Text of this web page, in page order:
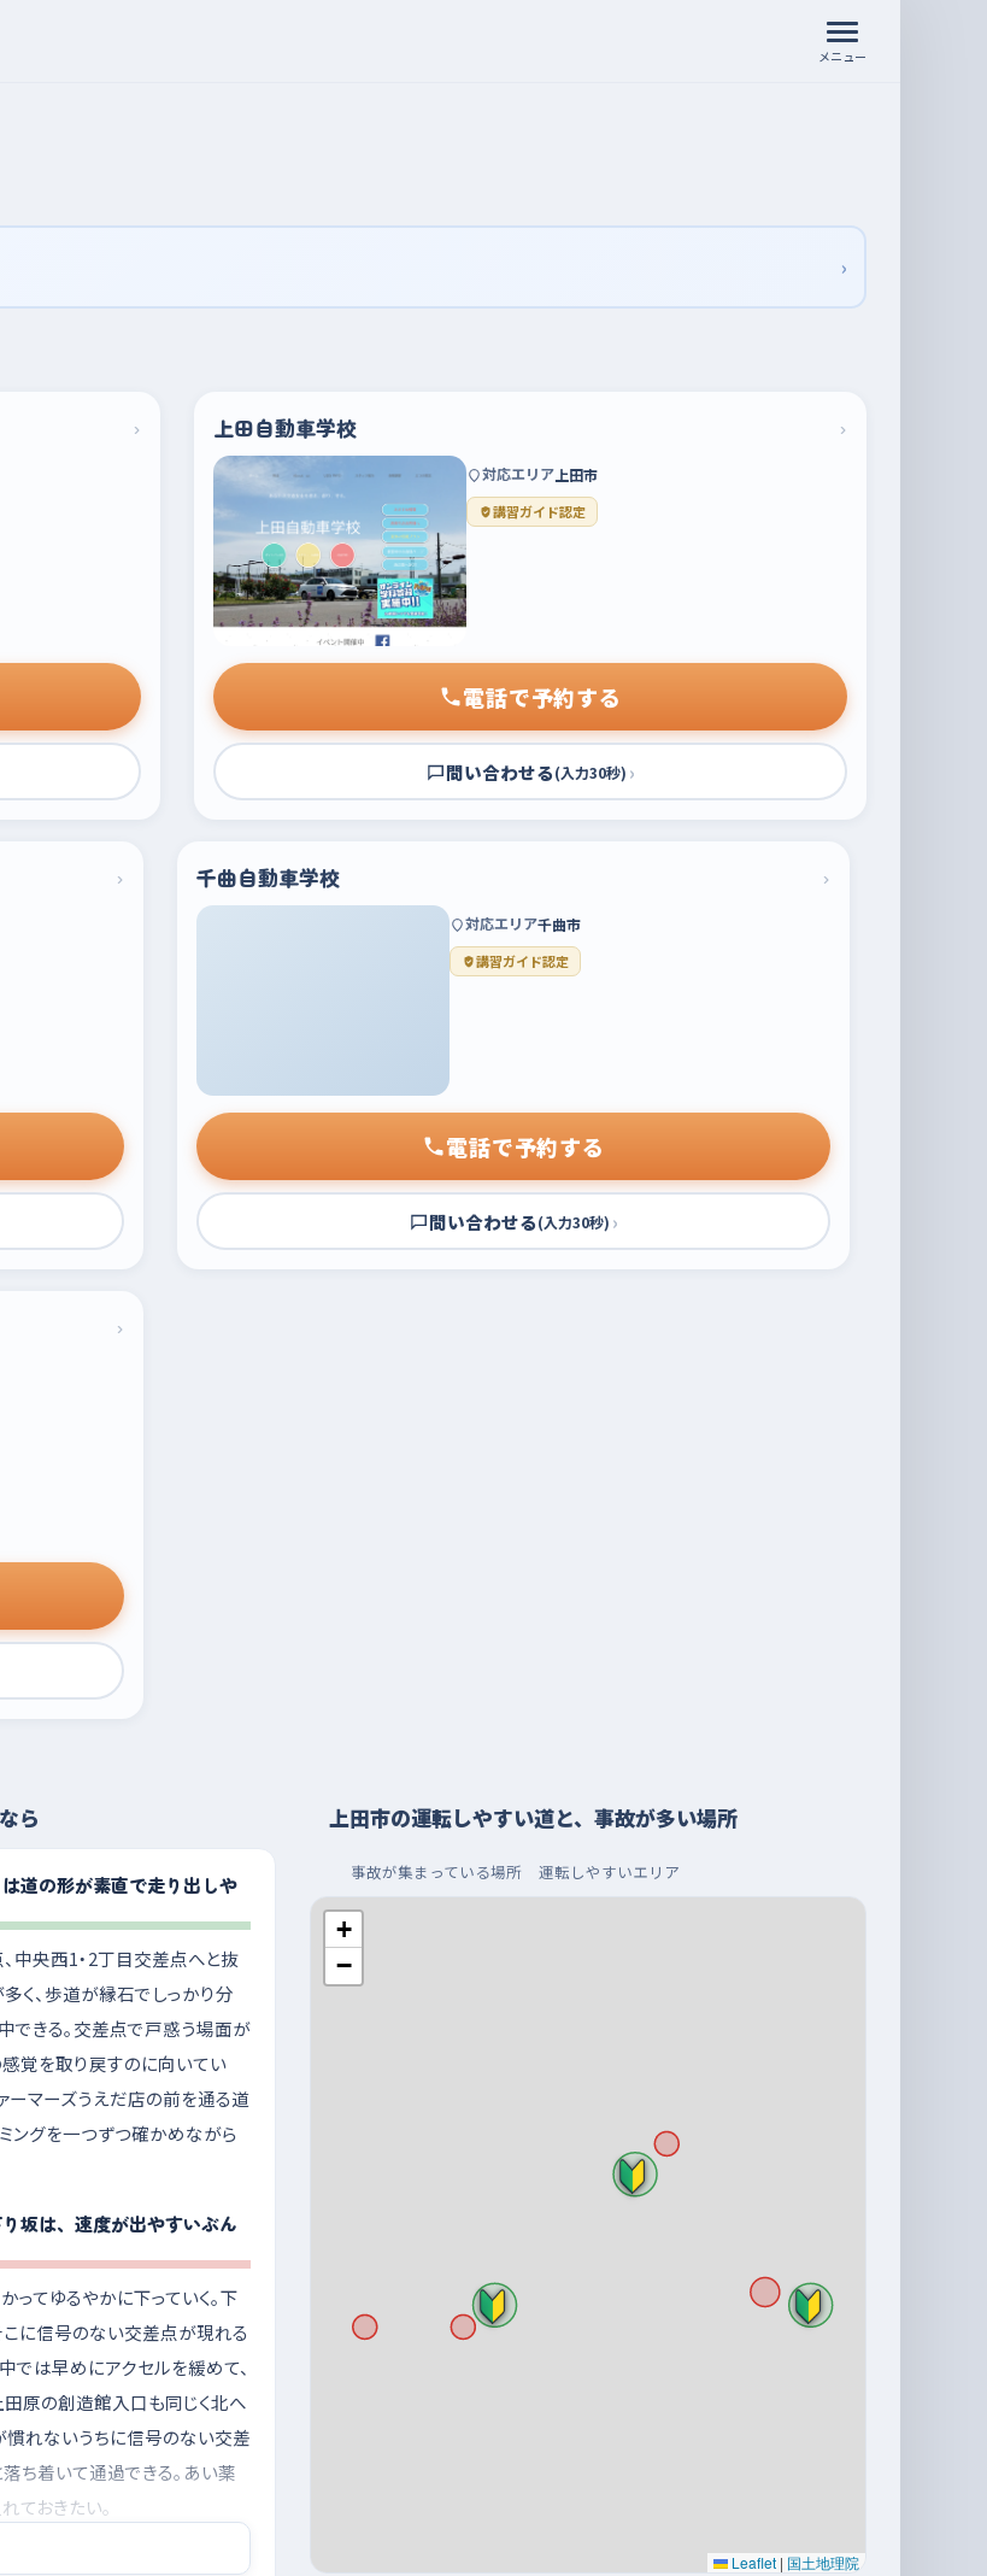
メニュー
›
› 上田自動車学校 ›
対応エリア 上田市
講習ガイド認定
電話で予約する
問い合わせる(入力30秒) ›
› 千曲自動車学校 ›
対応エリア千曲市
講習ガイド認定
電話で予約する
問い合わせる(入力30秒) ›
›
ら
道の形が素直で走り出しや
中央西1・2丁目交差点へと抜
く、歩道が縁石でしっかり分
できる。交差点で戸惑う場面が
感覚を取り戻すのに向いてい
ーマーズうえだ店の前を通る道
ングを一つずつ確かめながら
坂は、速度が出やすいぶん
てゆるやかに下っていく。下
に信号のない交差点が現れる
では早めにアクセルを緩めて、
原の創造館入口も同じく北へ
慣れないうちに信号のない交差
ち着いて通過できる。あい薬
ておきたい。
広い区画で
上田市の運転しやすい道と、事故が多い場所
事故が集まっている場所 運転しやすいエリア
+
−
Leaflet | 国土地理院